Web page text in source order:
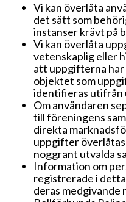
Vi kan överlåta
det sätt som
instanser krävt på
Vi kan överlåta
vetenskaplig eller
att uppgifterna har
objektet som
identifieras utifrån
Om användaren
till föreningens
direkta
uppgifter
noggrant utvalda
Information om
registrerade i
deras medgivande